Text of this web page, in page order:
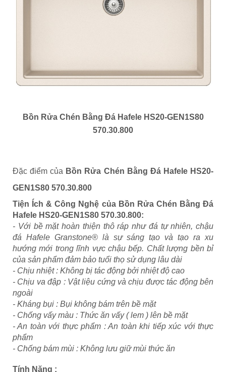
Bồn Rửa Chén Bằng Đá Hafele HS20-GEN1S80
570.30.800
Đặc điểm của Bồn Rửa Chén Bằng Đá Hafele HS20-
GEN1S80 570.30.800
Tiện Ích & Công Nghệ của Bồn Rửa Chén Bằng Đá
Hafele HS20-GEN1S80 570.30.800:
- Với bề mặt hoàn thiện thô ráp như đá tự nhiên, chậu
đá Hafele Granstone® là sự sáng tạo và tạo ra xu
hướng mới trong lĩnh vực chậu bếp. Chất lượng bền bỉ
của sản phẩm đảm bảo tuổi thọ sử dụng lâu dài
- Chịu nhiệt : Không bị tác động bởi nhiệt độ cao
- Chịu va đập : Vật liệu cứng và chịu được tác động bên
ngoài
- Kháng bụi : Bụi không bám trên bề mặt
- Chống vấy màu : Thức ăn vấy ( lem ) lên bề mặt
- An toàn với thực phẩm : An toàn khi tiếp xúc với thực
phẩm
- Chống bám mùi : Không lưu giữ mùi thức ăn
Tính Năng :